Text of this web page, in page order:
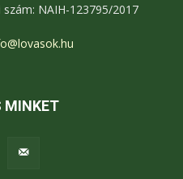
NAIH-123795/2017
MINKET